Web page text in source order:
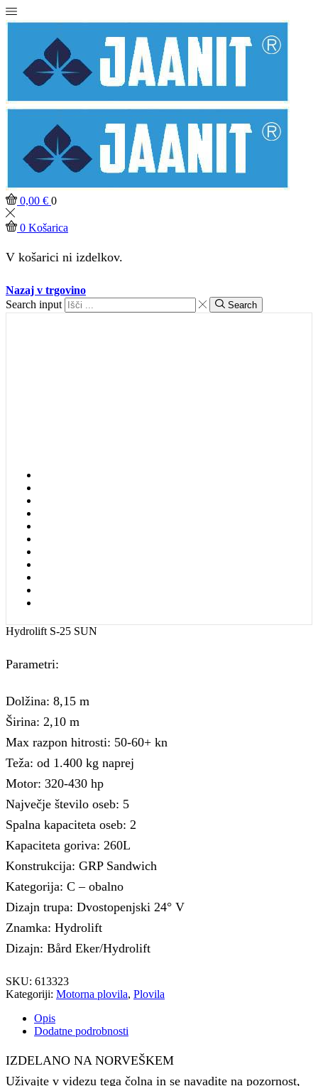
0,00 € 0
0 Košarica
V košarici ni izdelkov.
Nazaj v trgovino
Search input
Search
Hydrolift S-25 SUN
Parametri:
Dolžina: 8,15 m
Širina: 2,10 m
Max razpon hitrosti: 50-60+ kn
Teža: od 1.400 kg naprej
Motor: 320-430 hp
Največje število oseb: 5
Spalna kapaciteta oseb: 2
Kapaciteta goriva: 260L
Konstrukcija: GRP Sandwich
Kategorija: C – obalno
Dizajn trupa: Dvostopenjski 24° V
Znamka: Hydrolift
Dizajn: Bård Eker/Hydrolift
SKU: 613323
Kategoriji: Motorna plovila, Plovila
Opis
Dodatne podrobnosti
IZDELANO NA NORVEŠKEM
Uživajte v videzu tega čolna in se navadite na pozornost,